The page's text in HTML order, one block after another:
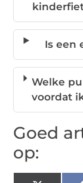
Is een
Welke
voordat
Goed
op: